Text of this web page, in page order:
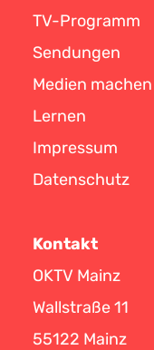
TV-Programm
Sendungen
Medien machen
Lernen
Impressum
Datenschutz
Kontakt
OKTV Mainz
Wallstraße 11
55122 Mainz